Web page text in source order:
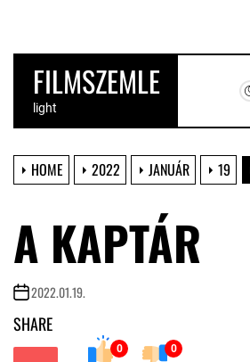
the
contentFILMSZEMLE
light
HOME 2022 JANUÁR 19
A KAPTÁR
2022.01.19.
SHARE
0 0